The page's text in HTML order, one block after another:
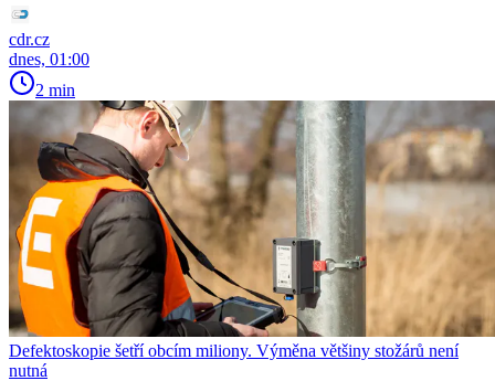
cdr.cz
dnes, 01:00
2 min
Defektoskopie šetří obcím miliony. Výměna většiny stožárů není
nutná